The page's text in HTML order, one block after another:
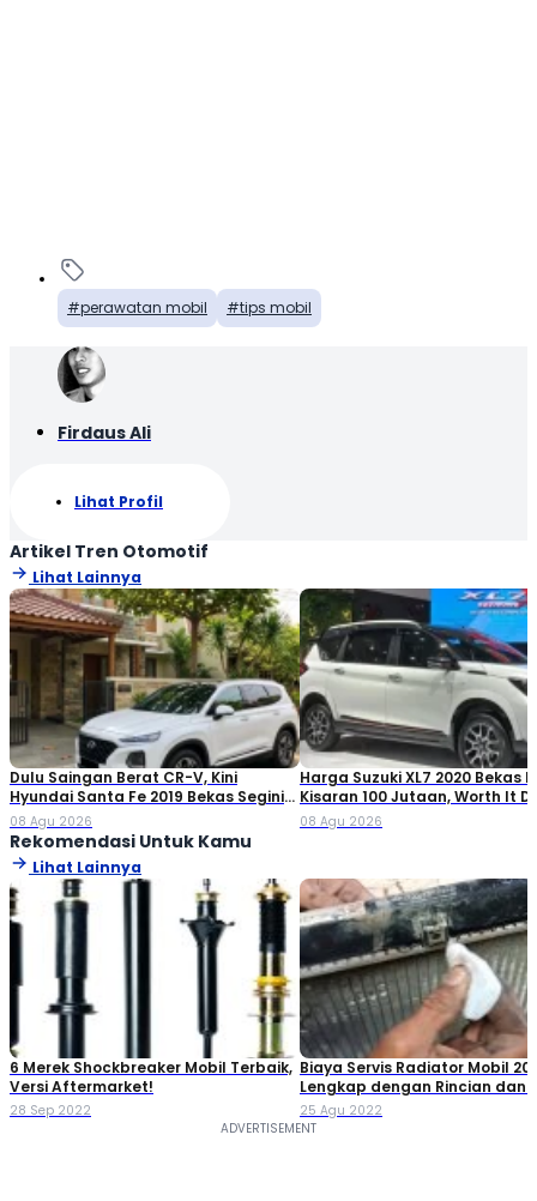
perawatan mobil tips mobil
Firdaus Ali
Lihat Profil
Artikel Tren Otomotif
Lihat Lainnya
Dulu Saingan Berat CR-V, Kini
Hyundai Santa Fe 2019 Bekas Segini
Harganya
08 Agu 2026
Harga Suzuki XL7 2020 Bekas
Kisaran 100 Jutaan, Worth It
08 Agu 2026
Rekomendasi Untuk Kamu
Lihat Lainnya
6 Merek Shockbreaker Mobil Terbaik,
Versi Aftermarket!
28 Sep 2022
Biaya Servis Radiator Mobil
Lengkap dengan Rincian dan
Perawatannya
25 Agu 2022